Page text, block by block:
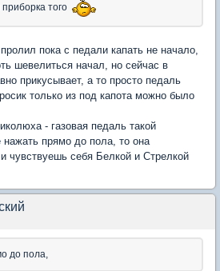
того
пока с педали капать не начало,
шевелиться начал, но сейчас в
прикусывает, а то просто педаль
только из под капота можно было
- газовая педаль такой
нажать прямо до пола, то она
чувствуешь себя Белкой и Стрелкой
до пола,